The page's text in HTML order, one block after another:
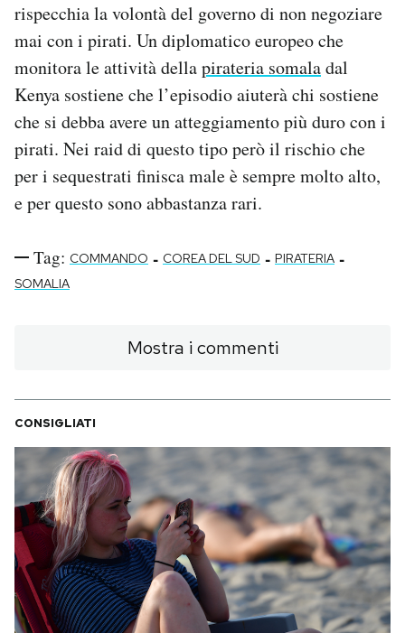
CALENDARIO
AREA PERSONALE
Area Personale
Newsletter
Regala il Post
Hai bisogno di aiuto?
rispecchia la volontà del governo di non negoziare
mai con i pirati. Un diplomatico europeo che
monitora le attività dellapirateria somaladal
Kenya sostiene che l’episodio aiuterà chi sostiene
che si debba avere un atteggiamento più duro con i
pirati. Nei raid di questo tipo però il rischio che
per i sequestrati finisca male è sempre molto alto,
e per questo sono abbastanza rari.
Tag: COMMANDO - COREA DEL SUD - PIRATERIA -
SOMALIA
Mostra i commenti
CONSIGLIATI